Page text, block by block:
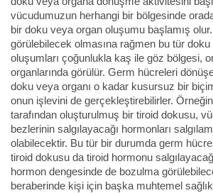
vücudumuzun herhangi bir bölgesinde
bir doku veya organ oluşumu başlamış
görülebilecek olmasına rağmen bu tür
oluşumları çoğunlukla kaş ile göz bölgesi,
organlarında görülür. Germ hücreleri
doku veya organı o kadar kusursuz bir
onun işlevini de gerçekleştirebilirler.
tarafından oluşturulmuş bir tiroid dokusu,
bezlerinin salgılayacağı hormonları
olabilecektir. Bu tür bir durumda germ
tiroid dokusu da tiroid hormonu
hormon dengesinde de bozulma
beraberinde kişi için başka muhtemel